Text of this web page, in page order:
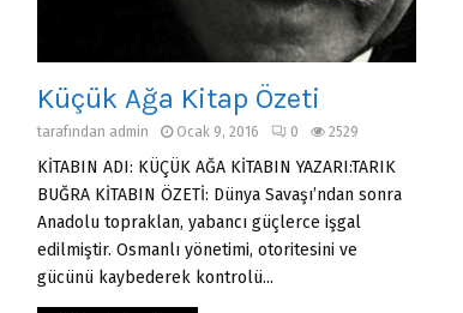
Küçük Ağa Kitap Özeti
tarafından admin Ocak 9, 2016 0 2529
KİTABIN ADI: KÜÇÜK AĞA KİTABIN YAZARI:TARIK
BUĞRA KİTABIN ÖZETİ: Dünya Savaşı’ndan sonra
Anadolu topraklan, yabancı güçlerce işgal
edilmiştir. Osmanlı yönetimi, otoritesini ve
gücünü kaybederek kontrolü...